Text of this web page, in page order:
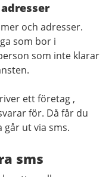
och adresser.
som bor i
som inte klarar
ett företag ,
för. Då får du
ut via sms.
sms